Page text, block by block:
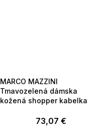
MARCO MAZZINI
Tmavozelená dámska
kožená shopper kabelka
73,07 €